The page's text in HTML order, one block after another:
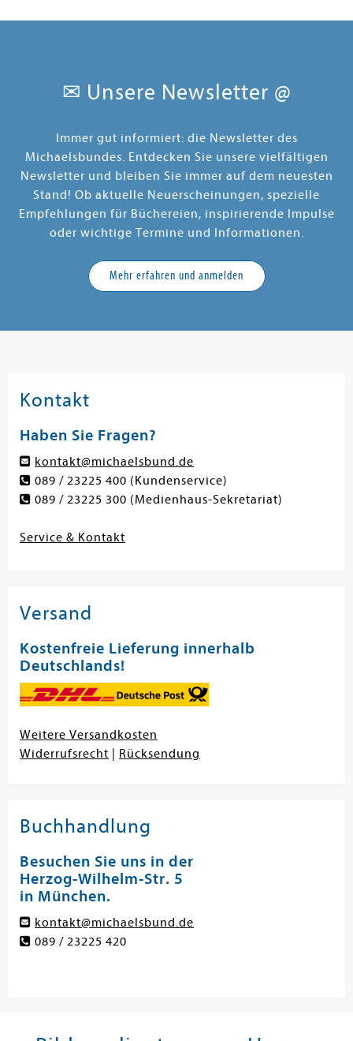
Warenkorb
✉ Unsere Newsletter @
Immer gut informiert: die Newsletter des
Michaelsbundes. Entdecken Sie unsere vielfältigen
Newsletter und bleiben Sie immer auf dem neuesten
Stand! Ob aktuelle Neuerscheinungen, spezielle
Empfehlungen für Büchereien, inspirierende Impulse
oder wichtige Termine und Informationen.
Mehr erfahren und anmelden
Kontakt
Haben Sie Fragen?
kontakt@michaelsbund.de
089 / 23225 400 (Kundenservice)
089 / 23225 300 (Medienhaus-Sekretariat)
Service & Kontakt
Versand
Kostenfreie Lieferung innerhalb
Deutschlands!
Weitere Versandkosten
Widerrufsrecht
Rücksendung
Buchhandlung
Besuchen Sie uns in der
Herzog-Wilhelm-Str. 5
in München.
kontakt@michaelsbund.de
089 / 23225 420